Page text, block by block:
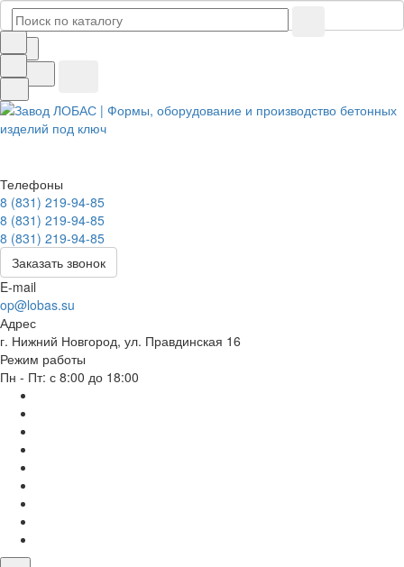
Телефоны
8 (831) 219-94-85
8 (831) 219-94-85
8 (831) 219-94-85
Заказать звонок
E-mail
op@lobas.su
Адрес
г. Нижний Новгород, ул. Правдинская 16
Режим работы
Пн - Пт: с 8:00 до 18:00